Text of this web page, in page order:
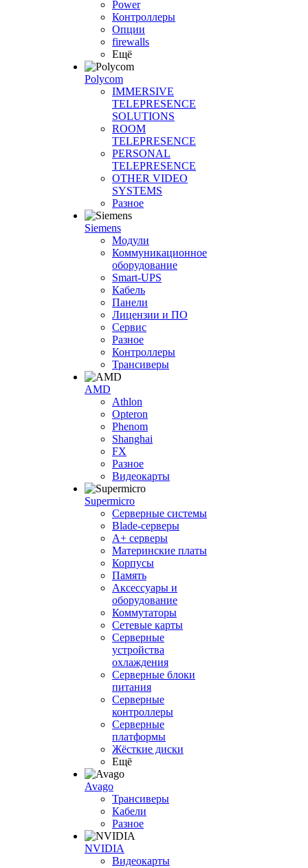
Power
Контроллеры
Опции
firewalls
Ещё
Polycom
IMMERSIVE
TELEPRESENCE
SOLUTIONS
ROOM
TELEPRESENCE
PERSONAL
TELEPRESENCE
OTHER VIDEO
SYSTEMS
Разное
Siemens
Модули
Коммуникационное
оборудование
Smart-UPS
Кабель
Панели
Лицензии и ПО
Сервис
Разное
Контроллеры
Трансиверы
AMD
Athlon
Opteron
Phenom
Shanghai
FX
Разное
Видеокарты
Supermicro
Серверные системы
Blade-серверы
A+ серверы
Материнские платы
Корпусы
Память
Аксессуары и
оборудование
Коммутаторы
Сетевые карты
Серверные
устройства
охлаждения
Серверные блоки
питания
Серверные
контроллеры
Серверные
платформы
Жёсткие диски
Ещё
Avago
Трансиверы
Кабели
Разное
NVIDIA
Видеокарты